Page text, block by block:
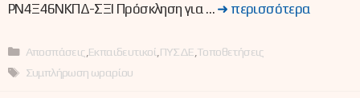
ΡΝ4Ξ46ΝΚΠΔ-ΣΞΙ Πρόσκληση για … ➜ περισσότερα
Κατηγορίες
Αποσπάσεις Εκπαιδευτικοί ΠΥΣΔΕ Τοποθετήσεις
Ετικέτες
Συμπλήρωση ωραρίου